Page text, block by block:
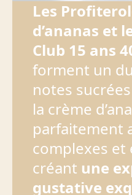
Les
d’ananas et
Club 15 ans
forment un
notes
la crème
parfaitement
complexes et
créant une
gustative